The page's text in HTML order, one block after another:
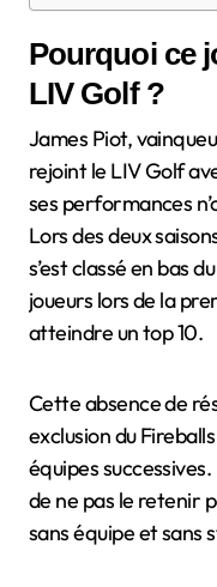
Pourquoi ce
LIV Golf ?
James Piot,
rejoint le LIV Golf
ses performances
Lors des deux
s’est classé en bas
joueurs lors de la
atteindre un top 10.
Cette absence de
exclusion du
équipes
de ne pas le retenir
sans équipe et sans